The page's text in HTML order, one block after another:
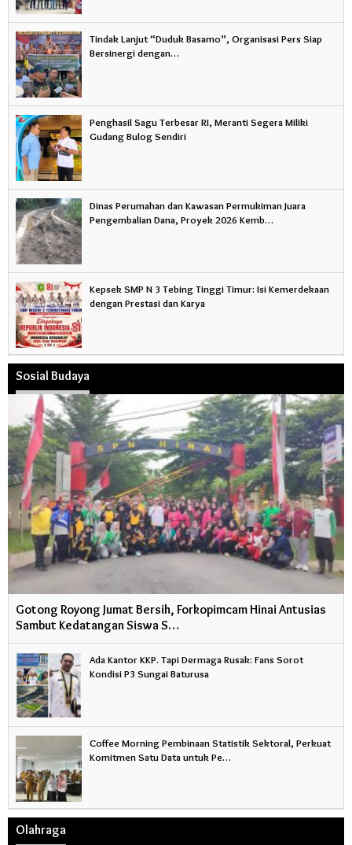
Tindak Lanjut “Duduk Basamo”, Organisasi Pers Siap
Bersinergi dengan…
Penghasil Sagu Terbesar RI, Meranti Segera Miliki
Gudang Bulog Sendiri
Dinas Perumahan dan Kawasan Permukiman Juara
Pengembalian Dana, Proyek 2026 Kemb…
Kepsek SMP N 3 Tebing Tinggi Timur: Isi Kemerdekaan
dengan Prestasi dan Karya
Sosial Budaya
Gotong Royong Jumat Bersih, Forkopimcam Hinai Antusias
Sambut Kedatangan Siswa S…
Ada Kantor KKP. Tapi Dermaga Rusak: Fans Sorot
Kondisi P3 Sungai Baturusa
Coffee Morning Pembinaan Statistik Sektoral, Perkuat
Komitmen Satu Data untuk Pe…
Olahraga